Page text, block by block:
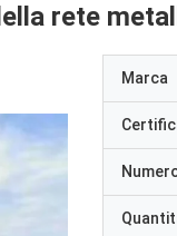
rete
Marca